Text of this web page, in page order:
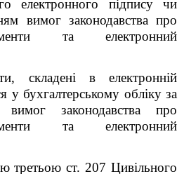
електронного підпису чи
вимог законодавства про
та електронний
складені в електронній
у бухгалтерському обліку за
законодавства про
та електронний
третьою ст. 207 Цивільного